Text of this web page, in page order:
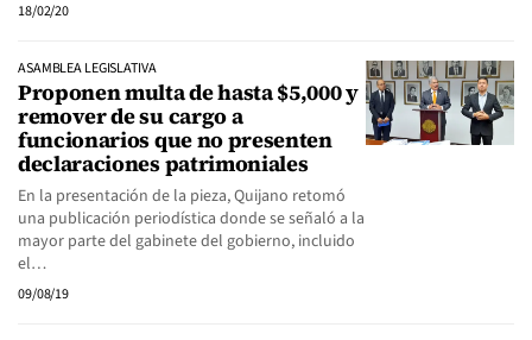
18/02/20
ASAMBLEA LEGISLATIVA
Proponen multa de hasta $5,000 y
remover de su cargo a
funcionarios que no presenten
declaraciones patrimoniales
En la presentación de la pieza, Quijano retomó
una publicación periodística donde se señaló a la
mayor parte del gabinete del gobierno, incluido
el…
09/08/19